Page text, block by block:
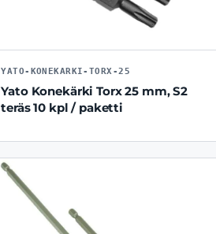
YATO-KONEKARKI-TORX-25
Yato Konekärki Torx 25 mm, S2
teräs 10 kpl / paketti